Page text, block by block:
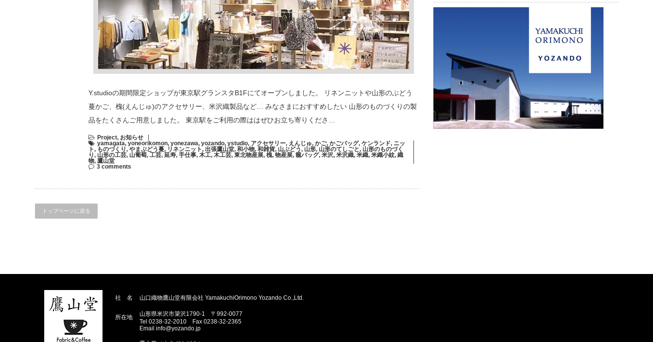
Y.studioの期間限定ショップが東京駅グランスタB1Fにてオープンしました。 リネンニットや山形のぶどう
蔓かご、槐(えんじゅ)のアクセサリー、米沢織製品など… みなさまにおすすめしたい 山形のものづくりの製
品をたくさんご用意しました。 東京駅をご利用の際ははぜひお立ち寄りくださ…
Project, お知らせ
yamagata, yoneorikomon, yonezawa, yozando, ystudio, アクセサリー, えんじゅ, かご, かごバッグ, ケンランド, ニッ
ト, ものづくり, やまぶどう蔓, リネンニット, 出張鷹山堂, 和小物, 和雑貨, 山ぶどう, 山形, 山形のてしごと, 山形のものづく
り, 山形の工芸, 山葡萄, 工芸, 延寿, 手仕事, 木工, 木工芸, 東北物産展, 槐, 物産展, 籠バッグ, 米沢, 米沢織, 米織, 米織小紋, 織
物, 鷹山堂
3 comments
トップページに戻る
社 名 山口織物鷹山堂有限会社 YamakuchiOrimono Yozando Co.,Ltd.
所在地
山形県米沢市簗沢1790-1 〒992-0077
Tel 0238-32-2010 Fax 0238-32-2365
Email info@yozando.jp